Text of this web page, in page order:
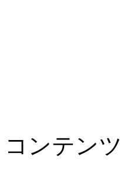
コンテンツ